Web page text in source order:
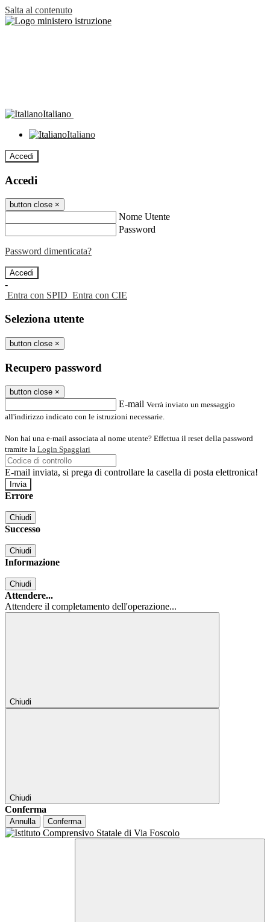
Salta al contenuto
Italiano
Italiano
Accedi
Accedi
button close ×
Nome Utente
Password
Password dimenticata?
-
Entra con SPID Entra con CIE
Seleziona utente
button close ×
Recupero password
button close ×
E-mail Verrà inviato un messaggio
all'indirizzo indicato con le istruzioni necessarie.
Non hai una e-mail associata al nome utente? Effettua il reset della password
tramite la Login Spaggiari
E-mail inviata, si prega di controllare la casella di posta elettronica!
Errore
Chiudi
Successo
Chiudi
Informazione
Chiudi
Attendere...
Attendere il completamento dell'operazione...
Chiudi
Chiudi
Conferma
Annulla Conferma